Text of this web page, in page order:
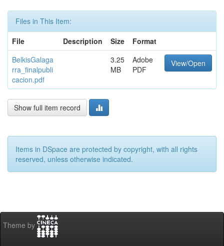
Files in This Item:
File
Description Size
Format
BelkisGalaga
rra_finalpubli
cacion.pdf
3.25
MB
Adobe
PDF
View/Open
Show full item record
Items in DSpace are protected by copyright, with all rights
reserved, unless otherwise indicated.
Theme by